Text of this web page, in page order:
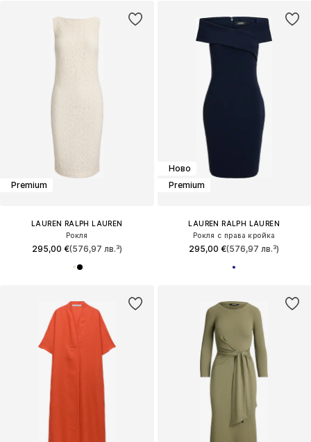
Premium
LAUREN RALPH LAUREN
Рокля
295,00 €(576,97 лв.³)
Ново
Premium
LAUREN RALPH LAUREN
Рокля с права кройка
295,00 €(576,97 лв.³)